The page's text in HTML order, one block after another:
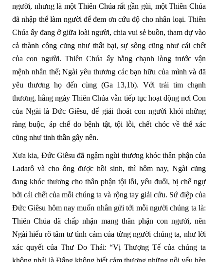
người, nhưng là một Thiên Chúa rất gần gũi, một Thiên Chúa
đã nhập thể làm người để đem ơn cứu độ cho nhân loại. Thiên
Chúa ấy đang ở giữa loài người, chia vui sẻ buồn, tham dự vào
cả thành công cũng như thất bại, sự sống cũng như cái chết
của con người. Thiên Chúa ấy hằng chạnh lòng trước vận
mệnh nhân thế; Ngài yêu thương các bạn hữu của mình và đã
yêu thương họ đến cùng (Ga 13,1b). Với trái tim chạnh
thương, hằng ngày Thiên Chúa vẫn tiếp tục hoạt động nơi Con
của Ngài là Đức Giêsu, để giải thoát con người khỏi những
ràng buộc, áp chế do bệnh tật, tội lỗi, chết chóc về thể xác
cũng như tinh thần gây nên.
Xưa kia, Đức Giêsu đã ngậm ngùi thương khóc thân phận của
Ladarô và cho ông được hồi sinh, thì hôm nay, Ngài cũng
đang khóc thương cho thân phận tội lỗi, yếu đuối, bị chế ngự
bởi cái chết của mỗi chúng ta và rộng tay giải cứu. Sứ điệp của
Đức Giêsu hôm nay muốn nhắn gửi tới mỗi người chúng ta là:
Thiên Chúa đã chấp nhận mang thân phận con người, nên
Ngài hiểu rõ tâm tư tình cảm của từng người chúng ta, như lời
xác quyết của Thư Do Thái: “Vị Thượng Tế của chúng ta
không phải là Đấng không biết cảm thương những nỗi yếu hèn